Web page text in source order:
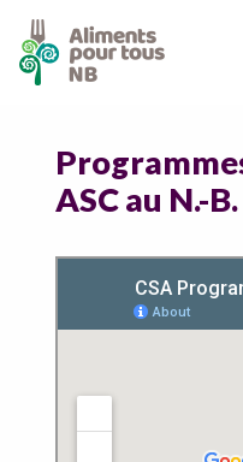
ASC au N.-B.